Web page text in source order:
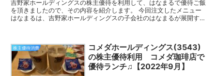
吉野家ホールディングスの株主優待を利用して、はなまるで優待ご飯
を頂きましたので、その内容を紹介します。 今回注文したメニュー
はなまるは、吉野家ホールディングスの子会社のはなまるが展開する
株主優待消費
コメダホールディングス(3543)
の株主優待利用 コメダ珈琲店で
優待ランチ♫【2022年9月】